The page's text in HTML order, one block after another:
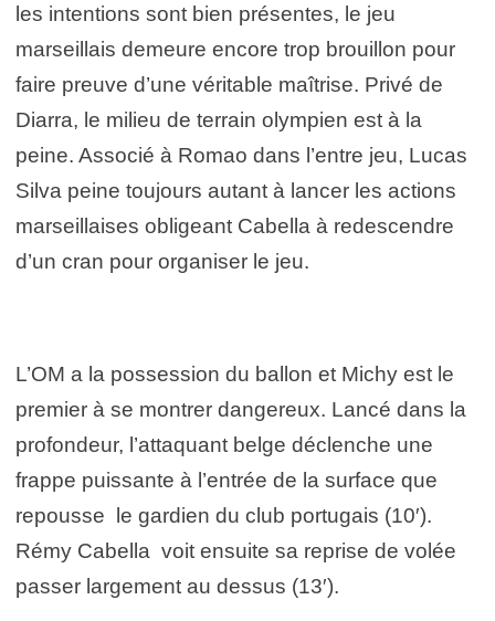
les intentions sont bien présentes, le jeu
marseillais demeure encore trop brouillon pour
faire preuve d’une véritable maîtrise. Privé de
Diarra, le milieu de terrain olympien est à la
peine. Associé à Romao dans l’entre jeu, Lucas
Silva peine toujours autant à lancer les actions
marseillaises obligeant Cabella à redescendre
d’un cran pour organiser le jeu.
L’OM a la possession du ballon et Michy est le
premier à se montrer dangereux. Lancé dans la
profondeur, l’attaquant belge déclenche une
frappe puissante à l’entrée de la surface que
repousse le gardien du club portugais (10′).
Rémy Cabella voit ensuite sa reprise de volée
passer largement au dessus (13′).